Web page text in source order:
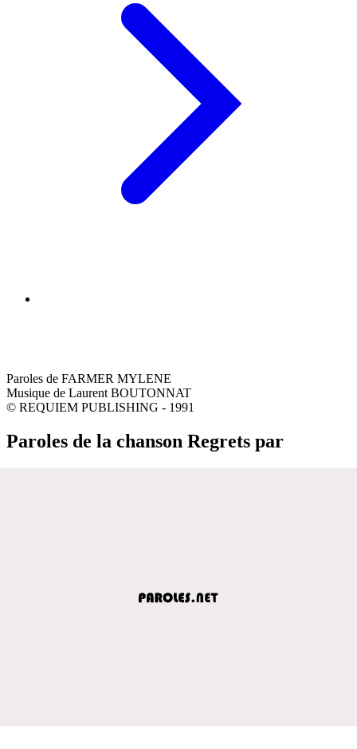
Paroles de FARMER MYLENE
Musique de Laurent BOUTONNAT
© REQUIEM PUBLISHING - 1991
Paroles de la chanson Regrets par